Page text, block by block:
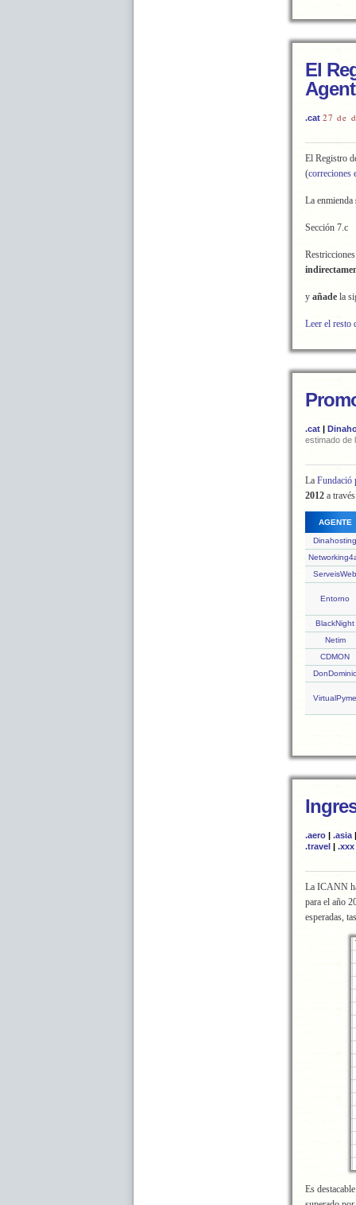
El
.cat 27 de
El Registro
(correciones
La enmienda
Sección 7.c
y añade la
Leer el resto
.cat |
estimado de
La Fundació
2012 a
AGENTE
Entorno
BlackNight
Netim
CDMON
.aero | .asia
.travel | .xxx
La ICANN
para el año
esperadas,
Es